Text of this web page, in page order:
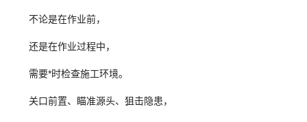
不论是在作业前，
还是在作业过程中，
需要*时检查施工环境。
关口前置、瞄准源头、狙击隐患，